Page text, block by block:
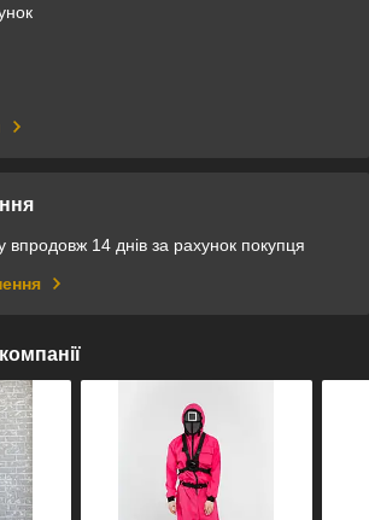
впродовж 14 днів за рахунок покупця